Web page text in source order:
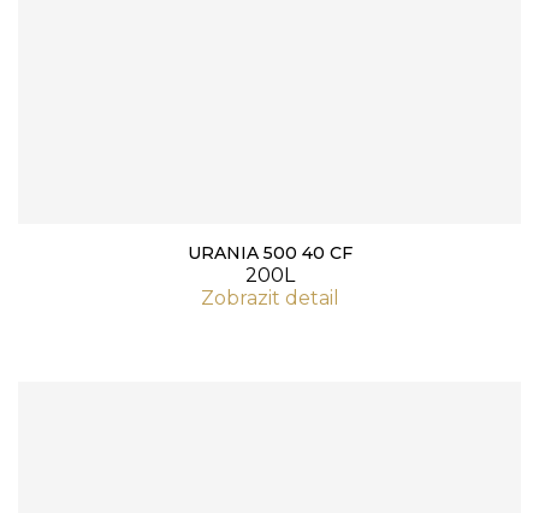
URANIA 500 40 CF
200L
Zobrazit detail